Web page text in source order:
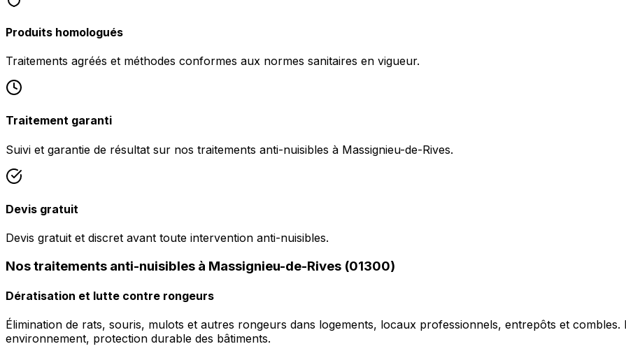
Produits homologués
Traitements agréés et méthodes conformes aux normes sanitaires en vigueur.
Traitement garanti
Suivi et garantie de résultat sur nos traitements anti-nuisibles à Massignieu-de-Rives.
Devis gratuit
Devis gratuit et discret avant toute intervention anti-nuisibles.
Nos traitements anti-nuisibles à Massignieu-de-Rives (01300)
Dératisation et lutte contre rongeurs
Élimination de rats, souris, mulots et autres rongeurs dans logements, locaux professionnels, entrepôts et
environnement, protection durable des bâtiments.